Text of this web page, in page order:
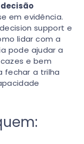
em evidência.
support e
lidar com a
pode ajudar a
e bem
fechar a trilha